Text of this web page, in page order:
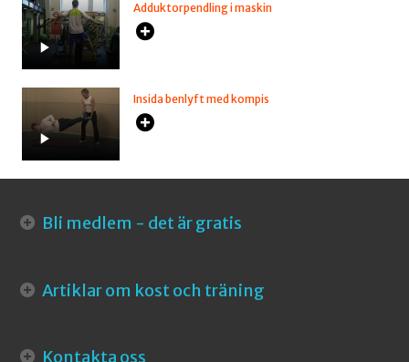
Adduktorpendling i maskin
Insida benlyft med kompis
Bli medlem - det är gratis
Artiklar om kost och träning
Kontakta oss